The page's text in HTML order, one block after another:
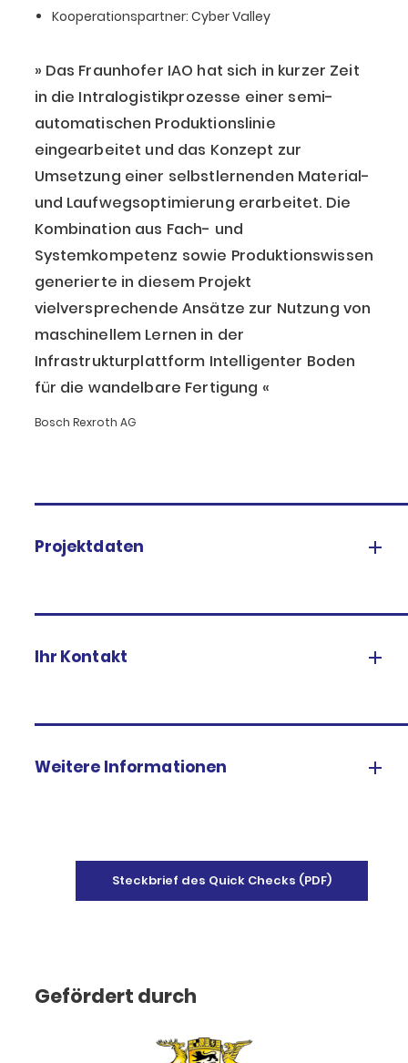
Kooperationspartner: Cyber Valley
Das Fraunhofer IAO hat sich in kurzer Zeit
in die Intralogistikprozesse einer semi-
automatischen Produktionslinie
eingearbeitet und das Konzept zur
Umsetzung einer selbstlernenden Material-
und Laufwegsoptimierung erarbeitet. Die
Kombination aus Fach- und
Systemkompetenz sowie Produktionswissen
generierte in diesem Projekt
vielversprechende Ansätze zur Nutzung von
maschinellem Lernen in der
Infrastrukturplattform Intelligenter Boden
für die wandelbare Fertigung
Bosch Rexroth AG
Projektdaten
Ihr Kontakt
Weitere Informationen
Steckbrief des Quick Checks (PDF)
Gefördert durch